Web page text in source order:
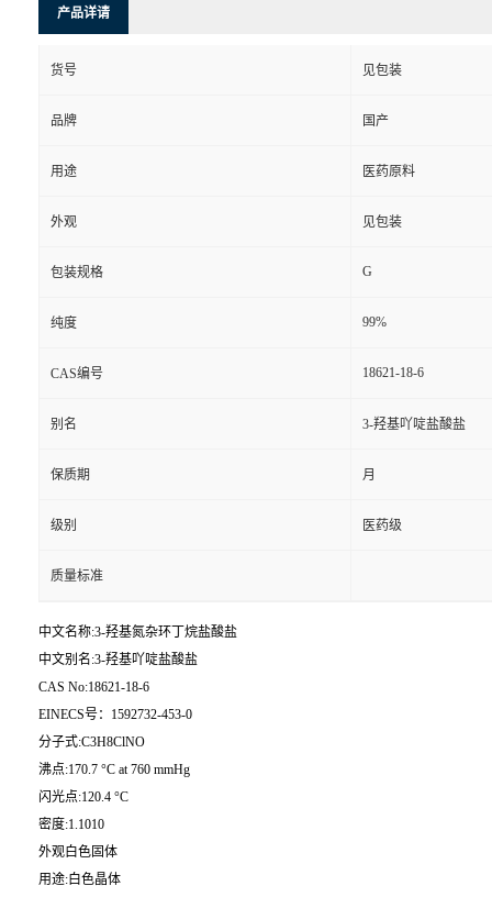
产品详请
货号 见包装
品牌 国产
用途 医药原料
外观 见包装
包装规格 G
纯度 99%
CAS编号 18621-18-6
别名 3-羟基吖啶盐酸盐
保质期 月
级别 医药级
质量标准
中文名称:3-羟基氮杂环丁烷盐酸盐
中文别名:3-羟基吖啶盐酸盐
CAS No:18621-18-6
EINECS号：1592732-453-0
分子式:C3H8ClNO
沸点:170.7 °C at 760 mmHg
闪光点:120.4 °C
密度:1.1010
外观白色固体
用途:白色晶体